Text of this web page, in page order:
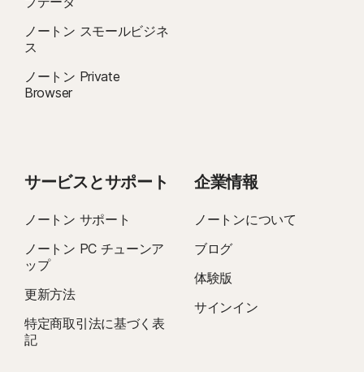
ノートン スモールビジネ
ス
ノートン Private
Browser
サービスとサポート
ノートン サポート
ノートン PC チューンア
ップ
更新方法
特定商取引法に基づく表
記
企業情報
ノートンについて
ブログ
体験版
サインイン